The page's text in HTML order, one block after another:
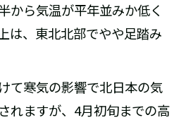
から気温が平年並みか低く
は、東北北部でやや足踏み
て寒気の影響で北日本の気
れますが、4月初旬までの高